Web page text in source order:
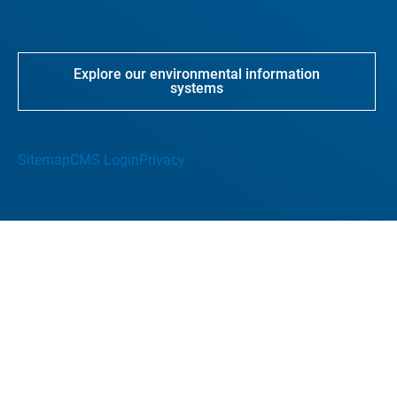
Explore our environmental information
systems
SitemapCMS LoginPrivacy